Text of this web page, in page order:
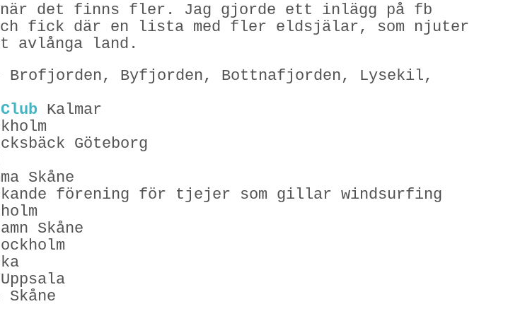
när det finns fler. Jag gjorde ett inlägg på fb
fick där en lista med fler eldsjälar, som njuter
avlånga land.
Byfjorden, Bottnafjorden, Lysekil,
Kalmar
Göteborg
Skåne
förening för tjejer som gillar windsurfing
Skåne